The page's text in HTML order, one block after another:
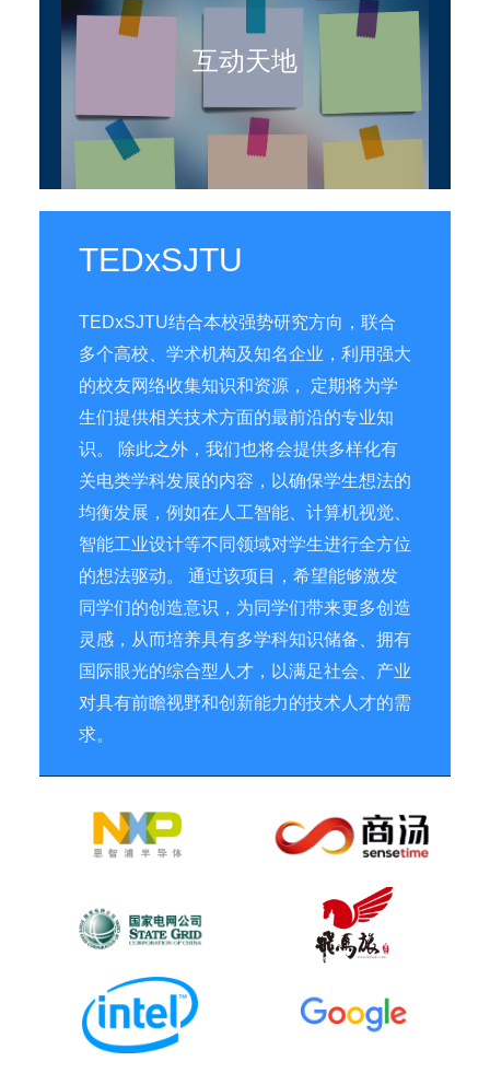
互动天地
TEDxSJTU
TEDxSJTU结合本校强势研究方向，联合
多个高校、学术机构及知名企业，利用强大
的校友网络收集知识和资源， 定期将为学
生们提供相关技术方面的最前沿的专业知
识。 除此之外，我们也将会提供多样化有
关电类学科发展的内容，以确保学生想法的
均衡发展，例如在人工智能、计算机视觉、
智能工业设计等不同领域对学生进行全方位
的想法驱动。 通过该项目，希望能够激发
同学们的创造意识，为同学们带来更多创造
灵感，从而培养具有多学科知识储备、拥有
国际眼光的综合型人才，以满足社会、产业
对具有前瞻视野和创新能力的技术人才的需
求。